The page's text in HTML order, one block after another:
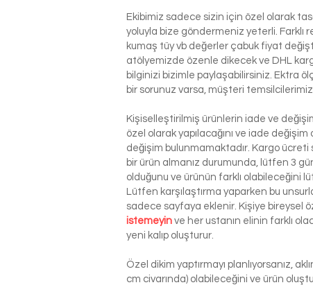
Ekibimiz sadece sizin için özel olarak
yoluyla bize göndermeniz yeterli.
kumaş tüy vb değerler çabuk fiyat
atölyemizde özenle dikecek ve DHL
bilginizi bizimle paylaşabilirsiniz. Ektra
bir sorunuz varsa, müşteri
Kişiselleştirilmiş ürünlerin iade ve
özel olarak yapılacağını ve iade
değişim bulunmamaktadır. Kargo
bir ürün almanız durumunda, lütfen 3
olduğunu ve ürünün farklı olabileceğini
Lütfen karşılaştırma yaparken bu
sadece sayfaya eklenir. Kişiye bireysel
istemeyin ve her ustanın elinin farklı
yeni kalıp oluşturur.
Özel dikim yaptırmayı planlıyorsanız,
cm civarında) olabileceğini ve ürün